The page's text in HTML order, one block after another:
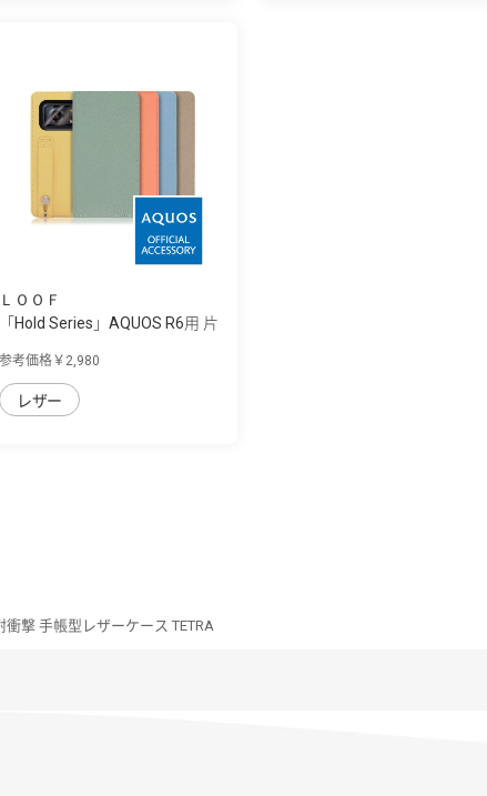
ＬＯＯＦ
「Hold Series」AQUOS R6用 片
参考価格￥2,980
レザー
衝撃 手帳型レザーケース TETRA